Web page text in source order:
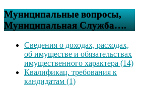
Муниципальные вопросы,
Муниципальная Служба….
Сведения о доходах, расходах,
об имуществе и обязательствах
имущественного характера (14)
Квалификац. требования к
кандидатам (1)